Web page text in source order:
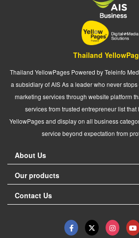
Thailand
Thailand YellowPages Powered by Teleinfo
a subsidiary of AIS As a leader who never
marketing services through website platform
services from trusted entrepreneur list
YellowPages and display on all business
service beyond expectation from
About Us
Our products
Contact Us